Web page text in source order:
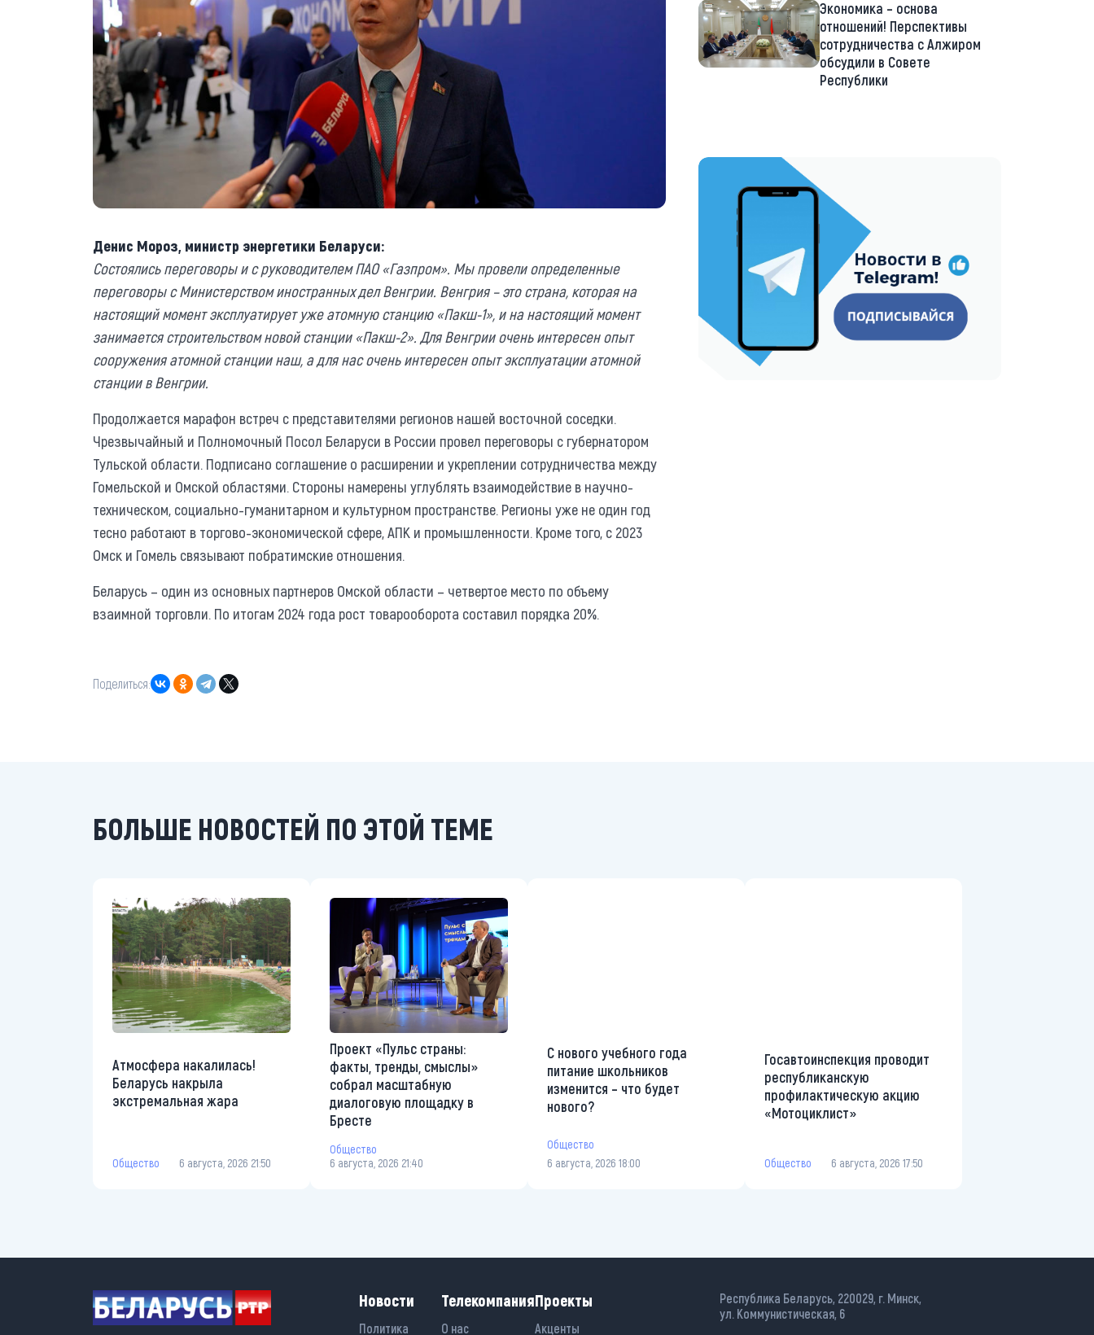
Денис Мороз, министр энергетики Беларуси:
Состоялись переговоры и с руководителем ПАО «Газпром». Мы провели определенные
переговоры с Министерством иностранных дел Венгрии. Венгрия – это страна, которая на
настоящий момент эксплуатирует уже атомную станцию «Пакш-1», и на настоящий момент
занимается строительством новой станции «Пакш-2». Для Венгрии очень интересен опыт
сооружения атомной станции наш, а для нас очень интересен опыт эксплуатации атомной
станции в Венгрии.
Продолжается марафон встреч с представителями регионов нашей восточной соседки.
Чрезвычайный и Полномочный Посол Беларуси в России провел переговоры с губернатором
Тульской области. Подписано соглашение о расширении и укреплении сотрудничества между
Гомельской и Омской областями. Стороны намерены углублять взаимодействие в научно-
техническом, социально-гуманитарном и культурном пространстве. Регионы уже не один год
тесно работают в торгово-экономической сфере, АПК и промышленности. Кроме того, с 2023
Омск и Гомель связывают побратимские отношения.
Беларусь – один из основных партнеров Омской области – четвертое место по объему
взаимной торговли. По итогам 2024 года рост товарооборота составил порядка 20%.
Поделиться:
Экономика – основа
отношений! Перспективы
сотрудничества с Алжиром
обсудили в Совете
Республики
https://t.me/minskctvby
БОЛЬШЕ НОВОСТЕЙ ПО ЭТОЙ ТЕМЕ
Атмосфера накалилась!
Беларусь накрыла
экстремальная жара
Общество 6 августа, 2026 21:50
Проект «Пульс страны:
факты, тренды, смыслы»
собрал масштабную
диалоговую площадку в
Бресте
Общество
6 августа, 2026 21:40
С нового учебного года
питание школьников
изменится – что будет
нового?
Общество
6 августа, 2026 18:00
Госавтоинспекция проводит
республиканскую
профилактическую акцию
«Мотоциклист»
Общество 6 августа, 2026 17:50
Новости
Политика
Телекомпания
О нас
Проекты
Акценты
Республика Беларусь, 220029, г. Минск,
ул. Коммунистическая, 6